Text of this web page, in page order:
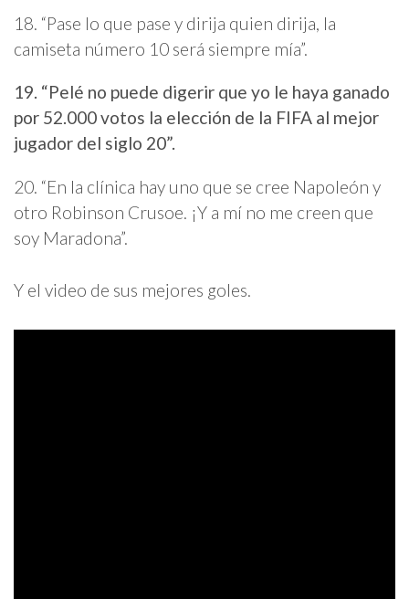
18. “Pase lo que pase y dirija quien dirija, la
camiseta número 10 será siempre mía”.
19. “Pelé no puede digerir que yo le haya ganado
por 52.000 votos la elección de la FIFA al mejor
jugador del siglo 20”.
20. “En la clínica hay uno que se cree Napoleón y
otro Robinson Crusoe. ¡Y a mí no me creen que
soy Maradona”.
Y el video de sus mejores goles.